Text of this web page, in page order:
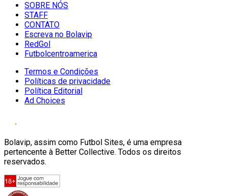
SOBRE NÓS
STAFF
CONTATO
Escreva no Bolavip
RedGol
Futbolcentroamerica
Termos e Condições
Políticas de privacidade
Política Editorial
Ad Choices
Bolavip, assim como Futbol Sites, é uma empresa
pertencente à Better Collective. Todos os direitos
reservados.